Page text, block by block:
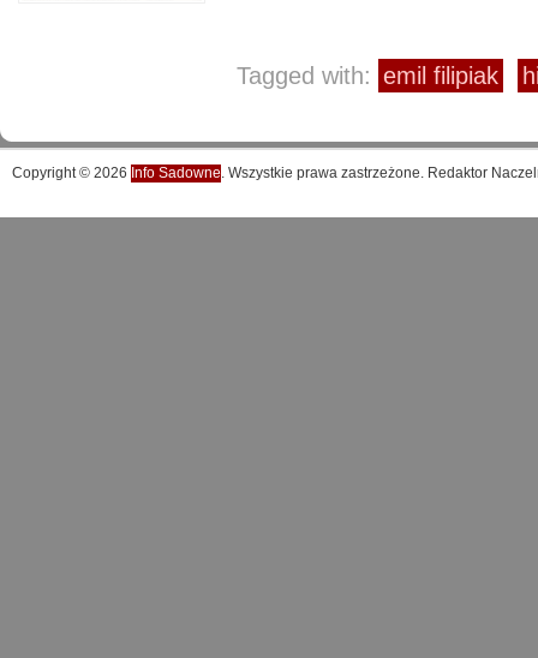
Tagged with: emil filipiak
Copyright © 2026 Info Sadowne. Wszystkie prawa zastrzeżone. Redaktor